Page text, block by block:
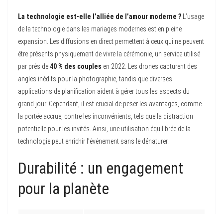
La technologie est-elle l’alliée de l’amour moderne ? L’usage
de la technologie dans les mariages modernes est en pleine
expansion. Les diffusions en direct permettent à ceux qui ne peuvent
être présents physiquement de vivre la cérémonie, un service utilisé
par près de 40 % des couples en 2022. Les drones capturent des
angles inédits pour la photographie, tandis que diverses
applications de planification aident à gérer tous les aspects du
grand jour. Cependant, il est crucial de peser les avantages, comme
la portée accrue, contre les inconvénients, tels que la distraction
potentielle pour les invités. Ainsi, une utilisation équilibrée de la
technologie peut enrichir l’événement sans le dénaturer.
Durabilité : un engagement
pour la planète